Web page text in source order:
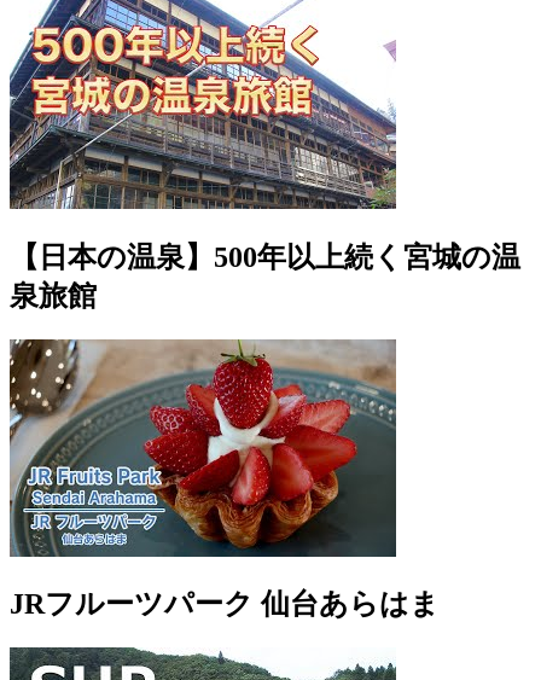
【日本の温泉】500年以上続く宮城の温
泉旅館
JRフルーツパーク 仙台あらはま